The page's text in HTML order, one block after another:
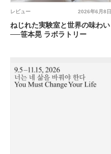
2026年6月8日
レビュー
ねじれた実験室と世界の味わい
──笹本晃 ラボラトリー